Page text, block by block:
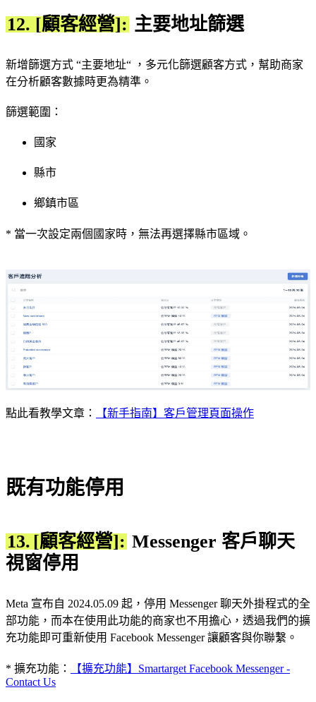
12. [顧客經營]: 主要地址篩選
新增篩選方式 “主要地址“ ，多元化篩選顧客方式，幫助商家
在分析顧客數據時更為精準。
篩選範圍：
國家
縣市
鄉鎮市區
* 當一次設定兩個國家時，無法再選擇縣市區域。
點此看教學文章： 【新手指南】客戶管理頁面操作
既有功能停用
13. [顧客經營]: Messenger 客戶聊天
視窗停用
Meta 宣布自 2024.05.09 起，停用 Messenger 聊天外掛程式的全
部功能，而本在使用此功能的商家也不用擔心，透過我們的擴
充功能即可重新使用 Facebook Messenger 讓顧客與你聯繫。
* 擴充功能：
【擴充功能】Smartarget Facebook Messenger -
Contact Us